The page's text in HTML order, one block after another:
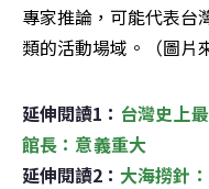
專家推論，可能代表台
類的活動場域。（圖片
延伸閱讀1： 台灣史上
館長：意義重大
延伸閱讀2： 大海撈針